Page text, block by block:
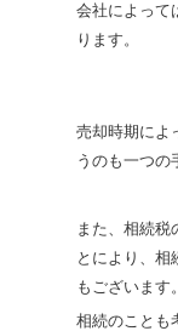
会社によって
ります。
売却時期によ
うのも一つの
また、相続税
とにより、相
もございます。
相続のことも